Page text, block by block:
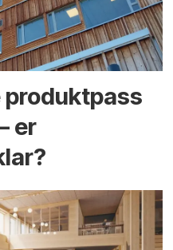
produktpass
er